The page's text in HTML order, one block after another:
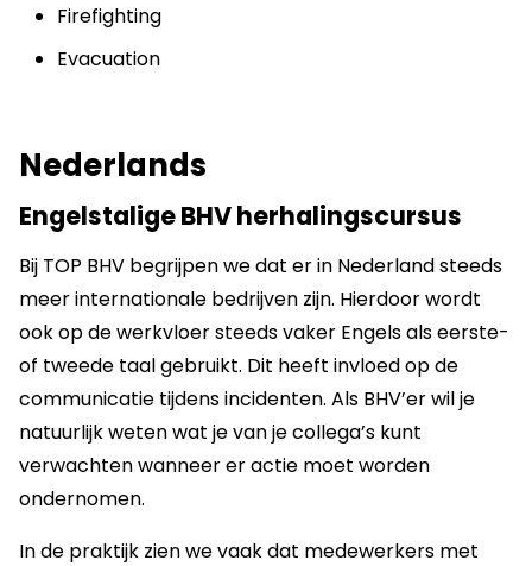
Firefighting
Evacuation
Nederlands
Engelstalige BHV herhalingscursus
Bij TOP BHV begrijpen we dat er in Nederland steeds
meer internationale bedrijven zijn. Hierdoor wordt
ook op de werkvloer steeds vaker Engels als eerste-
of tweede taal gebruikt. Dit heeft invloed op de
communicatie tijdens incidenten. Als BHV’er wil je
natuurlijk weten wat je van je collega’s kunt
verwachten wanneer er actie moet worden
ondernomen.
In de praktijk zien we vaak dat medewerkers met